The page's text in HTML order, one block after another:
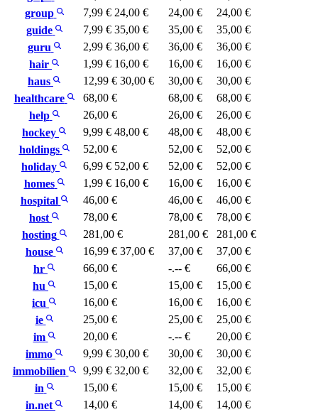
group
7,99 € 24,00 € 24,00 €
24,00 €
guide
7,99 € 35,00 € 35,00 €
35,00 €
guru
2,99 € 36,00 € 36,00 €
36,00 €
hair
1,99 € 16,00 € 16,00 €
16,00 €
haus
12,99 € 30,00 € 30,00 €
30,00 €
healthcare
68,00 € 68,00 €
68,00 €
help
26,00 € 26,00 €
26,00 €
hockey
9,99 € 48,00 € 48,00 €
48,00 €
holdings
52,00 € 52,00 €
52,00 €
holiday
6,99 € 52,00 € 52,00 €
52,00 €
homes
1,99 € 16,00 € 16,00 €
16,00 €
hospital
46,00 € 46,00 €
46,00 €
host
78,00 € 78,00 €
78,00 €
hosting
281,00 € 281,00 €
281,00 €
house
16,99 € 37,00 € 37,00 €
37,00 €
hr
66,00 € -.-- €
66,00 €
hu
15,00 € 15,00 €
15,00 €
icu
16,00 € 16,00 €
16,00 €
ie
25,00 € 25,00 €
25,00 €
im
20,00 € -.-- €
20,00 €
immo
9,99 € 30,00 € 30,00 €
30,00 €
immobilien
9,99 € 32,00 € 32,00 €
32,00 €
in
15,00 € 15,00 €
15,00 €
in.net
14,00 € 14,00 €
14,00 €